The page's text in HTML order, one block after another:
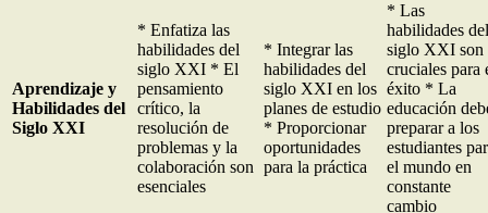
Aprendizaje y
Habilidades del
Siglo XXI
* Enfatiza las
habilidades del
siglo XXI * El
pensamiento
crítico, la
resolución de
problemas y la
colaboración son
esenciales
* Integrar las
habilidades del
siglo XXI en los
planes de estudio
* Proporcionar
oportunidades
para la práctica
* Las
habilidades del
siglo XXI son
cruciales para
éxito * La
educación
preparar a los
estudiantes
el mundo en
constante
cambio